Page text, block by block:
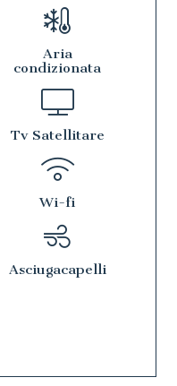
Aria
condizionata
Tv Satellitare
Wi-fi
Asciugacapelli